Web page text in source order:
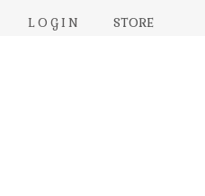
LOGIN STORE